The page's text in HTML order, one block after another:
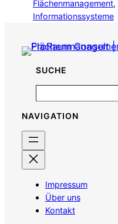
Flächenmanagement,
Informationssysteme
SUCHE
NAVIGATION
Impressum
Über uns
Kontakt